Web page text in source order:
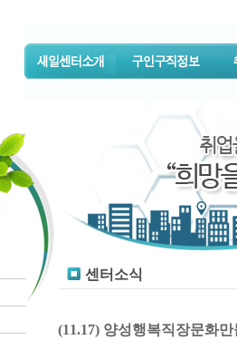
센터소식
(11.17) 양성행복직장문화